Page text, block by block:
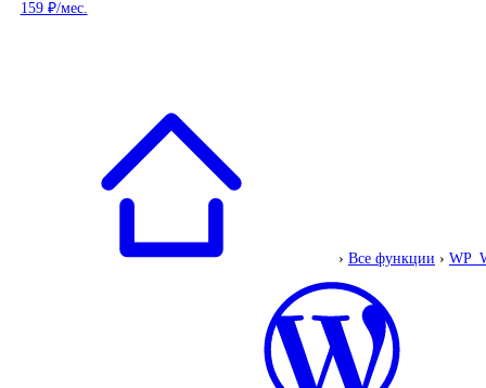
› Все функции ›